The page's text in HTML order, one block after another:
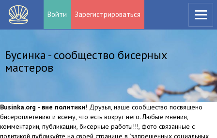
Войти Зарегистрироваться
Бусинка - сообщество бисерных
мастеров
Businka.org - вне политики! Друзья, наше сообщество посвящено
бисероплетению и всему, что есть вокруг него. Любые мнения,
комментарии, публикации, бисерные работы!!!, фото связанные с
политикой публикуйте на своей странице в "запрещенных социальных